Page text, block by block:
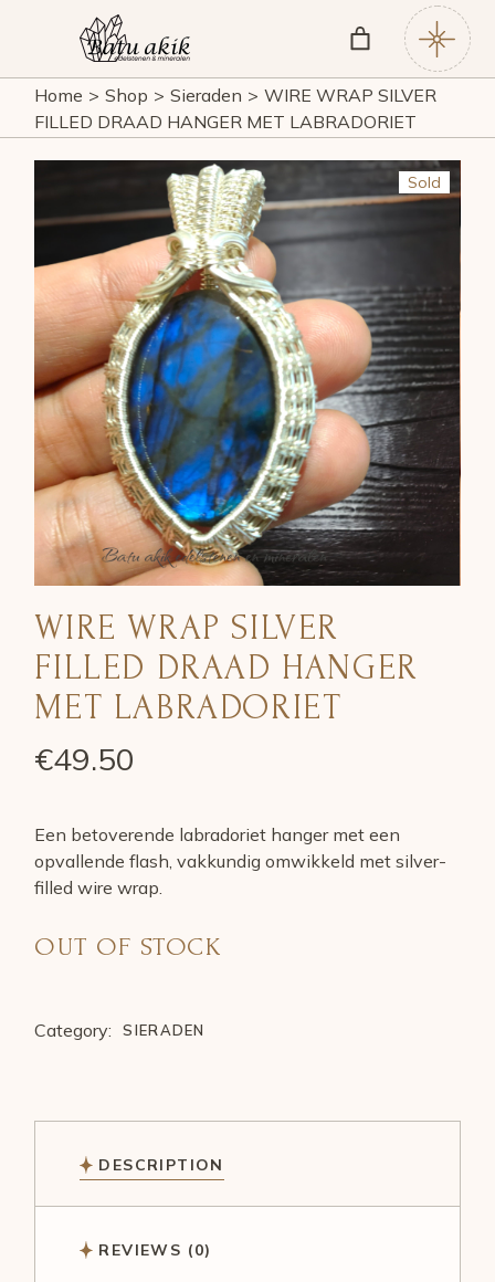
Home
Shop Sieraden
WIRE WRAP SILVER
FILLED DRAAD HANGER MET LABRADORIET
Sold
WIRE WRAP SILVER
FILLED DRAAD HANGER
MET LABRADORIET
€49.50
Een betoverende labradoriet hanger met een
opvallende flash, vakkundig omwikkeld met silver-
filled wire wrap.
OUT OF STOCK
Category: SIERADEN
DESCRIPTION
REVIEWS (0)